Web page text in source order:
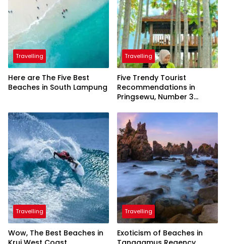
Travelling
Here are The Five Best
Beaches in South Lampung
Travelling
Five Trendy Tourist
Recommendations in
Pringsewu, Number 3
President
Travelling
Wow, The Best Beaches in
Travelling
Exoticism of Beaches in